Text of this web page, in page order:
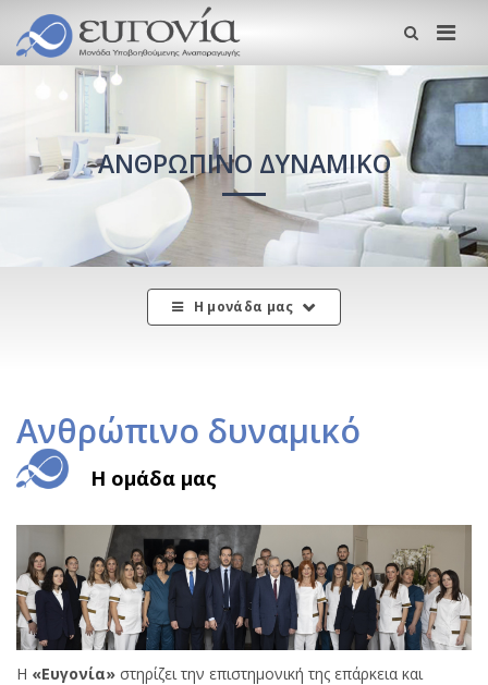
ΑΝΘΡΏΠΙΝΟ ΔΥΝΑΜΙΚΌ
Η μονάδα μας
Ανθρώπινο δυναμικό
Η ομάδα μας
Η «Ευγονία» στηρίζει την επιστημονική της επάρκεια και